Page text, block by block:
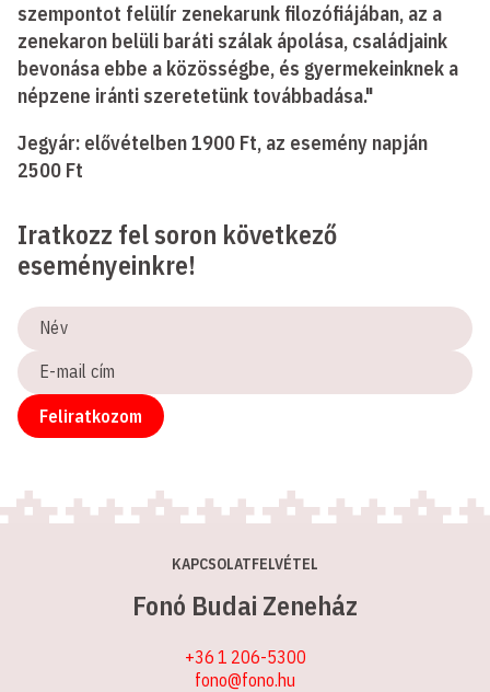
szempontot felülír zenekarunk filozófiájában, az a
zenekaron belüli baráti szálak ápolása, családjaink
bevonása ebbe a közösségbe, és gyermekeinknek a
népzene iránti szeretetünk továbbadása."
Jegyár: elővételben 1900 Ft, az esemény napján
2500 Ft
Iratkozz fel soron következő
eseményeinkre!
Név
E-
mail
cím
Feliratkozom
KAPCSOLATFELVÉTEL
Fonó Budai Zeneház
+36 1 206-5300
fono@fono.hu